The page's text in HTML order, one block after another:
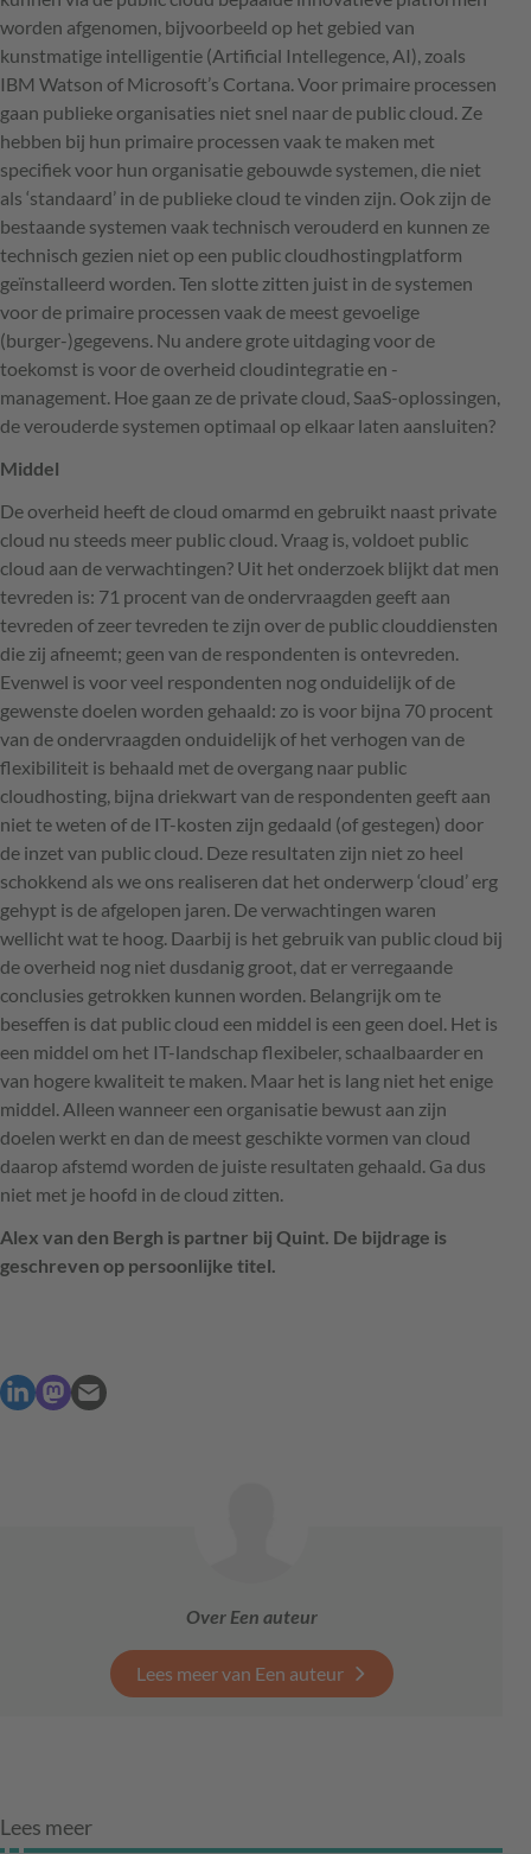
worden afgenomen, bijvoorbeeld op het gebied van
kunstmatige intelligentie (Artificial Intellegence, AI), zoals
IBM Watson of Microsoft’s Cortana. Voor primaire processen
gaan publieke organisaties niet snel naar de public cloud. Ze
hebben bij hun primaire processen vaak te maken met
specifiek voor hun organisatie gebouwde systemen, die niet
als ‘standaard’ in de publieke cloud te vinden zijn. Ook zijn de
bestaande systemen vaak technisch verouderd en kunnen ze
technisch gezien niet op een public cloudhostingplatform
geïnstalleerd worden. Ten slotte zitten juist in de systemen
voor de primaire processen vaak de meest gevoelige
(burger-)gegevens. Nu andere grote uitdaging voor de
toekomst is voor de overheid cloudintegratie en -
management. Hoe gaan ze de private cloud, SaaS-oplossingen,
de verouderde systemen optimaal op elkaar laten aansluiten?
Middel
De overheid heeft de cloud omarmd en gebruikt naast private
cloud nu steeds meer public cloud. Vraag is, voldoet public
cloud aan de verwachtingen? Uit het onderzoek blijkt dat men
tevreden is: 71 procent van de ondervraagden geeft aan
tevreden of zeer tevreden te zijn over de public clouddiensten
die zij afneemt; geen van de respondenten is ontevreden.
Evenwel is voor veel respondenten nog onduidelijk of de
gewenste doelen worden gehaald: zo is voor bijna 70 procent
van de ondervraagden onduidelijk of het verhogen van de
flexibiliteit is behaald met de overgang naar public
cloudhosting, bijna driekwart van de respondenten geeft aan
niet te weten of de IT-kosten zijn gedaald (of gestegen) door
de inzet van public cloud. Deze resultaten zijn niet zo heel
schokkend als we ons realiseren dat het onderwerp ‘cloud’ erg
gehypt is de afgelopen jaren. De verwachtingen waren
wellicht wat te hoog. Daarbij is het gebruik van public cloud bij
de overheid nog niet dusdanig groot, dat er verregaande
conclusies getrokken kunnen worden. Belangrijk om te
beseffen is dat public cloud een middel is een geen doel. Het is
een middel om het IT-landschap flexibeler, schaalbaarder en
van hogere kwaliteit te maken. Maar het is lang niet het enige
middel. Alleen wanneer een organisatie bewust aan zijn
doelen werkt en dan de meest geschikte vormen van cloud
daarop afstemd worden de juiste resultaten gehaald. Ga dus
niet met je hoofd in de cloud zitten.
Alex van den Bergh is partner bij Quint. De bijdrage is
geschreven op persoonlijke titel.
Over Een auteur
Lees meer van Een auteur
Lees meer